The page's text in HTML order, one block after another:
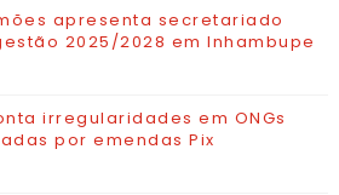
apresenta secretariado
2025/2028 em Inhambupe
irregularidades em ONGs
por emendas Pix